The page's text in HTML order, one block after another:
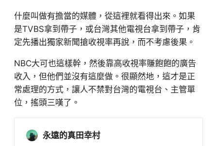
什麼叫做有擔當的媒體，從這裡就看得出來。如果
是TVBS拿到帶子，或台灣其他電視台拿到帶子，肯
定先播出獨家新聞搶收視率再說，而不考慮後果。
NBC大可也這樣幹，然後靠高收視率賺飽飽的廣告
收入，但他們並沒有這麼做。很顯然地，這才是正
常處理的方式，讓人不禁對台灣的電視台、主管單
位，搖頭三嘆了。
永遠的真田幸村